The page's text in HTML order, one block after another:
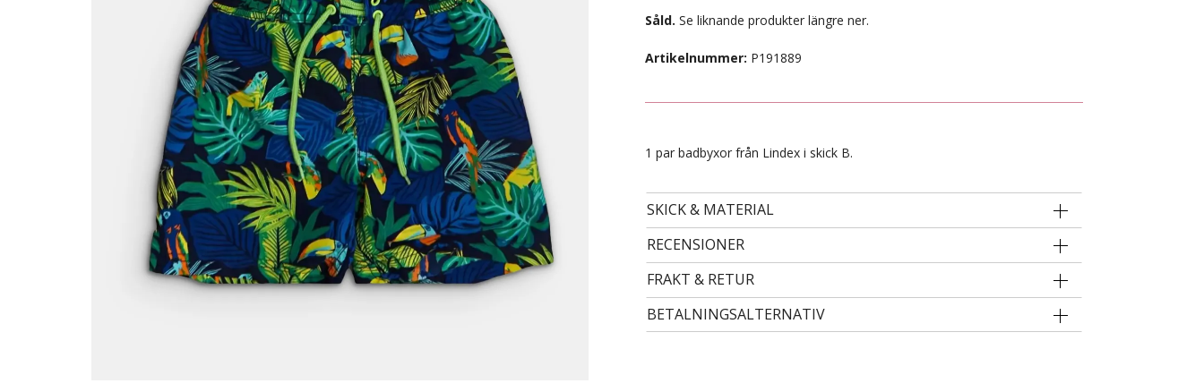
- STORLEK 24 -
Såld. Se liknande produkter längre ner.
Artikelnummer: P191889
1 par badbyxor från Lindex i skick B.
SKICK & MATERIAL
RECENSIONER
FRAKT & RETUR
BETALNINGSALTERNATIV